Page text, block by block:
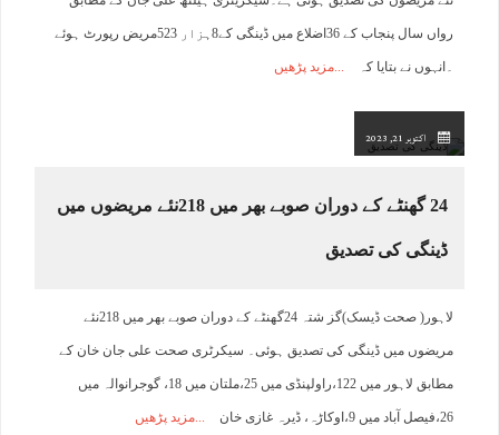
رواں سال پنجاب کے 36اضلاع میں ڈینگی کے8ہزار 523مریض رپورٹ ہوئے
۔انہوں نے بتایا کہ مزید پڑھیں
اکتوبر 21, 2023
24 گھنٹے کے دوران صوبے بھر میں 218نئے مریضوں میں
ڈینگی کی تصدیق
لاہور( صحت ڈیسک)گز شتہ 24گھنٹے کے دوران صوبے بھر میں 218نئے
مریضوں میں ڈینگی کی تصدیق ہوئی۔ سیکرٹری صحت علی جان خان کے
مطابق لاہور میں 122،راولپنڈی میں 25،ملتان میں 18، گوجرانوالہ میں
26،فیصل آباد میں 9،اوکاڑہ، ڈیرہ غازی خان مزید پڑھیں